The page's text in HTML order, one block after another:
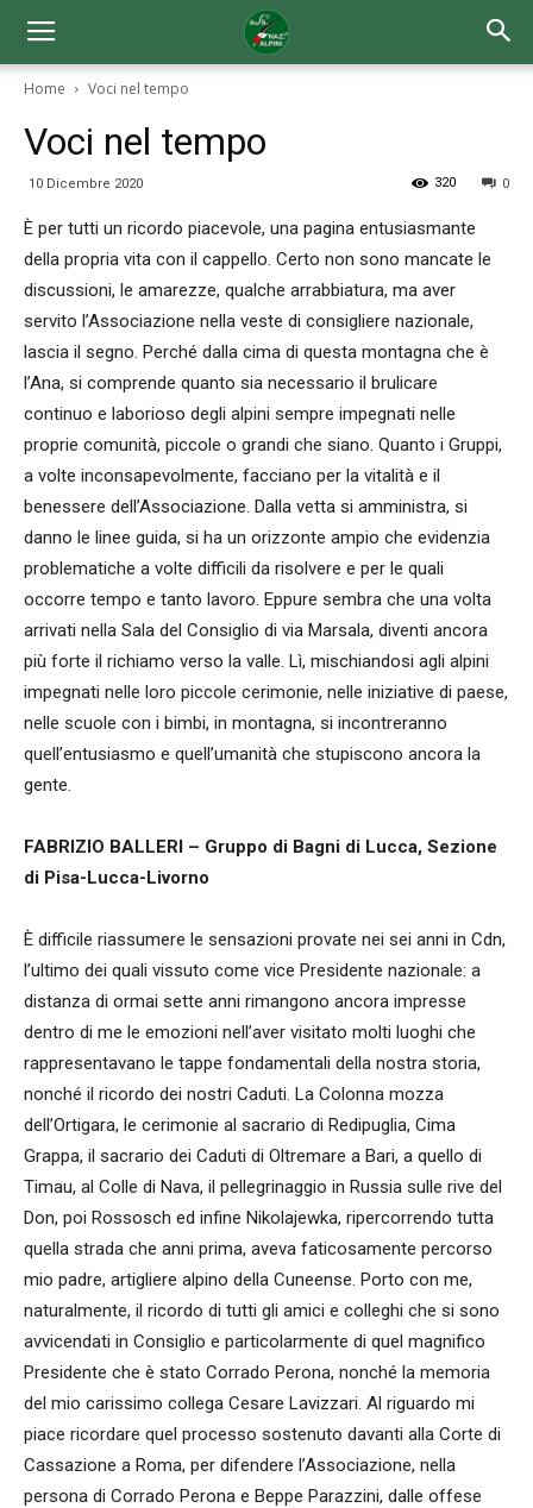
Home Voci nel tempo
Voci nel tempo
10 Dicembre 2020 0
320
È per tutti un ricordo piacevole, una pagina entusiasmante
della propria vita con il cappello. Certo non sono mancate le
discussioni, le amarezze, qualche arrabbiatura, ma aver
servito l’Associazione nella veste di consigliere nazionale,
lascia il segno. Perché dalla cima di questa montagna che è
l’Ana, si comprende quanto sia necessario il brulicare
continuo e laborioso degli alpini sempre impegnati nelle
proprie comunità, piccole o grandi che siano. Quanto i Gruppi,
a volte inconsapevolmente, facciano per la vitalità e il
benessere dell’Associazione. Dalla vetta si amministra, si
danno le linee guida, si ha un orizzonte ampio che evidenzia
problematiche a volte difficili da risolvere e per le quali
occorre tempo e tanto lavoro. Eppure sembra che una volta
arrivati nella Sala del Consiglio di via Marsala, diventi ancora
più forte il richiamo verso la valle. Lì, mischiandosi agli alpini
impegnati nelle loro piccole cerimonie, nelle iniziative di paese,
nelle scuole con i bimbi, in montagna, si incontreranno
quell’entusiasmo e quell’umanità che stupiscono ancora la
gente.
FABRIZIO BALLERI – Gruppo di Bagni di Lucca, Sezione
di Pisa-Lucca-Livorno
È difficile riassumere le sensazioni provate nei sei anni in Cdn,
l’ultimo dei quali vissuto come vice Presidente nazionale: a
distanza di ormai sette anni rimangono ancora impresse
dentro di me le emozioni nell’aver visitato molti luoghi che
rappresentavano le tappe fondamentali della nostra storia,
nonché il ricordo dei nostri Caduti. La Colonna mozza
dell’Ortigara, le cerimonie al sacrario di Redipuglia, Cima
Grappa, il sacrario dei Caduti di Oltremare a Bari, a quello di
Timau, al Colle di Nava, il pellegrinaggio in Russia sulle rive del
Don, poi Rossosch ed infine Nikolajewka, ripercorrendo tutta
quella strada che anni prima, aveva faticosamente percorso
mio padre, artigliere alpino della Cuneense. Porto con me,
naturalmente, il ricordo di tutti gli amici e colleghi che si sono
avvicendati in Consiglio e particolarmente di quel magnifico
Presidente che è stato Corrado Perona, nonché la memoria
del mio carissimo collega Cesare Lavizzari. Al riguardo mi
piace ricordare quel processo sostenuto davanti alla Corte di
Cassazione a Roma, per difendere l’Associazione, nella
persona di Corrado Perona e Beppe Parazzini, dalle offese